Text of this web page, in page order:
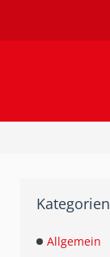
Kategorien
Allgemein